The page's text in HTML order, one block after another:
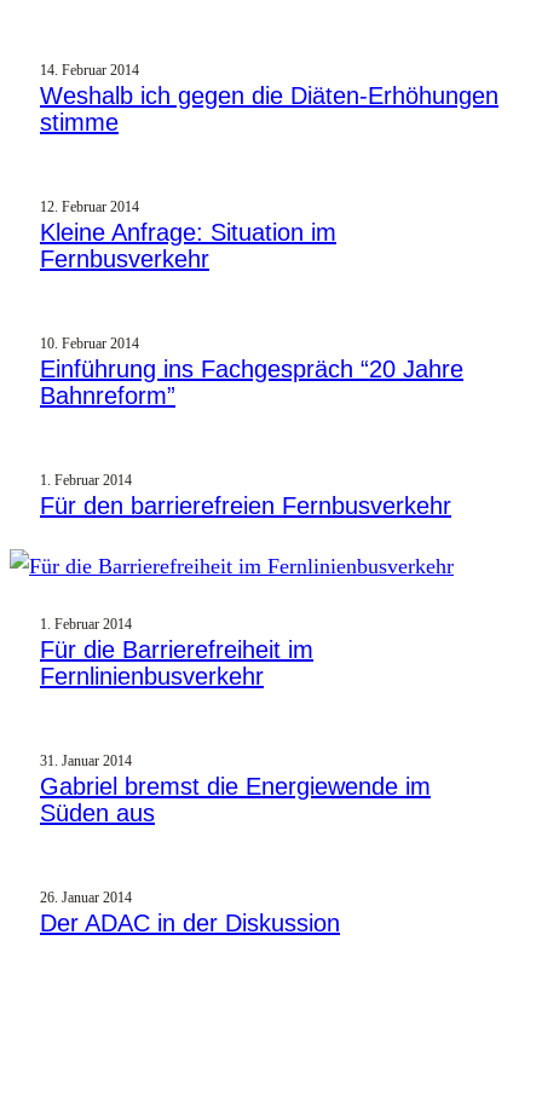
14. Februar 2014
Weshalb ich gegen die Diäten-Erhöhungen
stimme
12. Februar 2014
Kleine Anfrage: Situation im
Fernbusverkehr
10. Februar 2014
Einführung ins Fachgespräch “20 Jahre
Bahnreform”
1. Februar 2014
Für den barrierefreien Fernbusverkehr
1. Februar 2014
Für die Barrierefreiheit im
Fernlinienbusverkehr
31. Januar 2014
Gabriel bremst die Energiewende im
Süden aus
26. Januar 2014
Der ADAC in der Diskussion